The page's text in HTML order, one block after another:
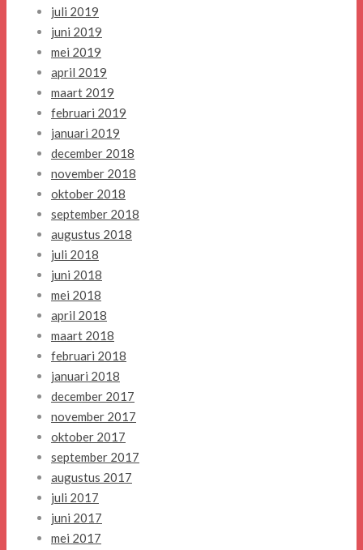
juli 2019
juni 2019
mei 2019
april 2019
maart 2019
februari 2019
januari 2019
december 2018
november 2018
oktober 2018
september 2018
augustus 2018
juli 2018
juni 2018
mei 2018
april 2018
maart 2018
februari 2018
januari 2018
december 2017
november 2017
oktober 2017
september 2017
augustus 2017
juli 2017
juni 2017
mei 2017